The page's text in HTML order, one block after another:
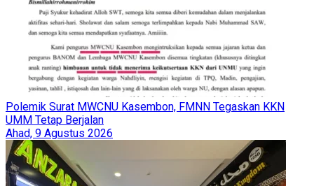
Polemik Surat MWCNU Kasembon, FMNN Tegaskan KKN
UMM Tetap Berjalan
Ahad, 9 Agustus 2026